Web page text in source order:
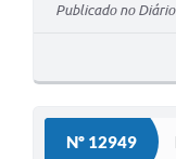
das famílias
Publicado no
Nº 12949